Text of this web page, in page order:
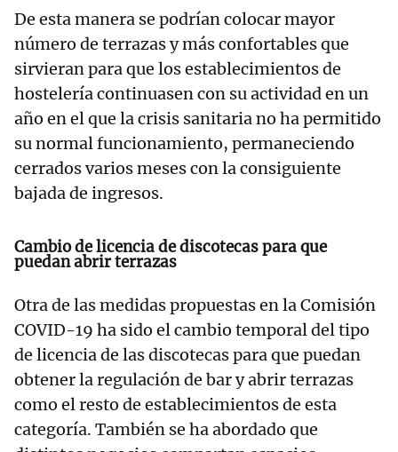
De esta manera se podrían colocar mayor
número de terrazas y más confortables que
sirvieran para que los establecimientos de
hostelería continuasen con su actividad en un
año en el que la crisis sanitaria no ha permitido
su normal funcionamiento, permaneciendo
cerrados varios meses con la consiguiente
bajada de ingresos.
Cambio de licencia de discotecas para que
puedan abrir terrazas
Otra de las medidas propuestas en la Comisión
COVID-19 ha sido el cambio temporal del tipo
de licencia de las discotecas para que puedan
obtener la regulación de bar y abrir terrazas
como el resto de establecimientos de esta
categoría. También se ha abordado que